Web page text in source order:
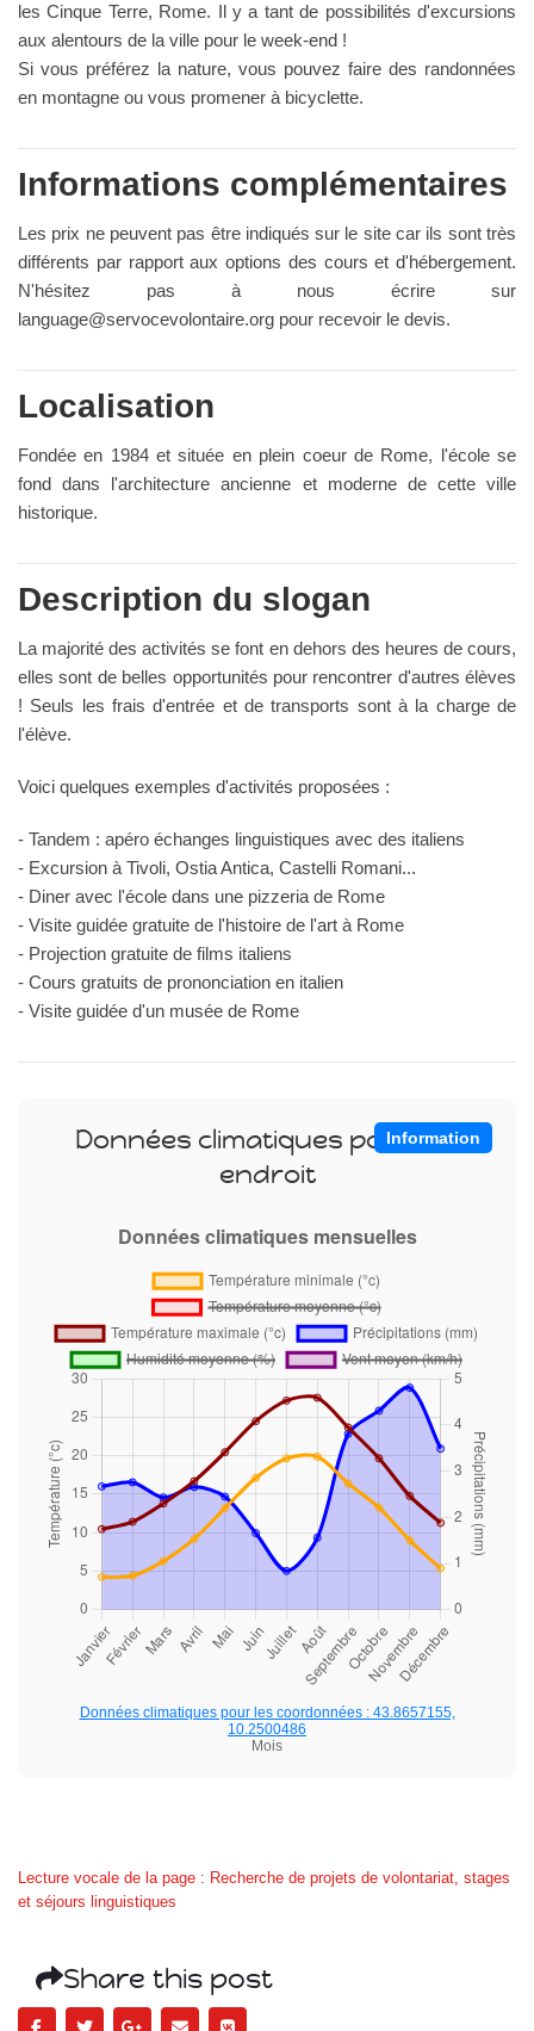
les Cinque Terre, Rome. Il y a tant de possibilités d'excursions
aux alentours de la ville pour le week-end !
Si vous préférez la nature, vous pouvez faire des randonnées
en montagne ou vous promener à bicyclette.
Informations complémentaires
Les prix ne peuvent pas être indiqués sur le site car ils sont très
différents par rapport aux options des cours et d'hébergement.
N'hésitez pas à nous écrire sur
language@servocevolontaire.org pour recevoir le devis.
Localisation
Fondée en 1984 et située en plein coeur de Rome, l'école se
fond dans l'architecture ancienne et moderne de cette ville
historique.
Description du slogan
La majorité des activités se font en dehors des heures de cours,
elles sont de belles opportunités pour rencontrer d'autres élèves
! Seuls les frais d'entrée et de transports sont à la charge de
l'élève.
Voici quelques exemples d'activités proposées :
- Tandem : apéro échanges linguistiques avec des italiens
- Excursion à Tivoli, Ostia Antica, Castelli Romani...
- Diner avec l'école dans une pizzeria de Rome
- Visite guidée gratuite de l'histoire de l'art à Rome
- Projection gratuite de films italiens
- Cours gratuits de prononciation en italien
- Visite guidée d'un musée de Rome
Information
Données climatiques pour cet
endroit
Données climatiques pour les coordonnées : 43.8657155,
10.2500486
Mois
Lecture vocale de la page : Recherche de projets de volontariat, stages
et séjours linguistiques
Share this post